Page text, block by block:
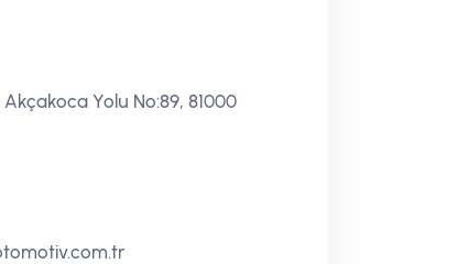
Yolu No:89, 81000